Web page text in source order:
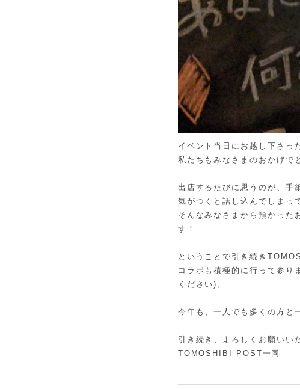
イベント当日にお越し下さっ
私たちもみなさまのおかげで
出店するたびに思うのが、手
気がつくと話し込んでしまっ
そんなみなさまから預かった
す！
ということで引き続き
コラボも積極的に行って参り
ください)。
今年も、一人でも多くの方と
引き続き、よろしくお願いい
TOMOSHIBI POST一同